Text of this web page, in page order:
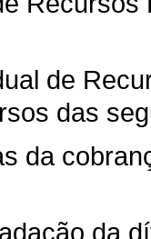
de
das
da
da